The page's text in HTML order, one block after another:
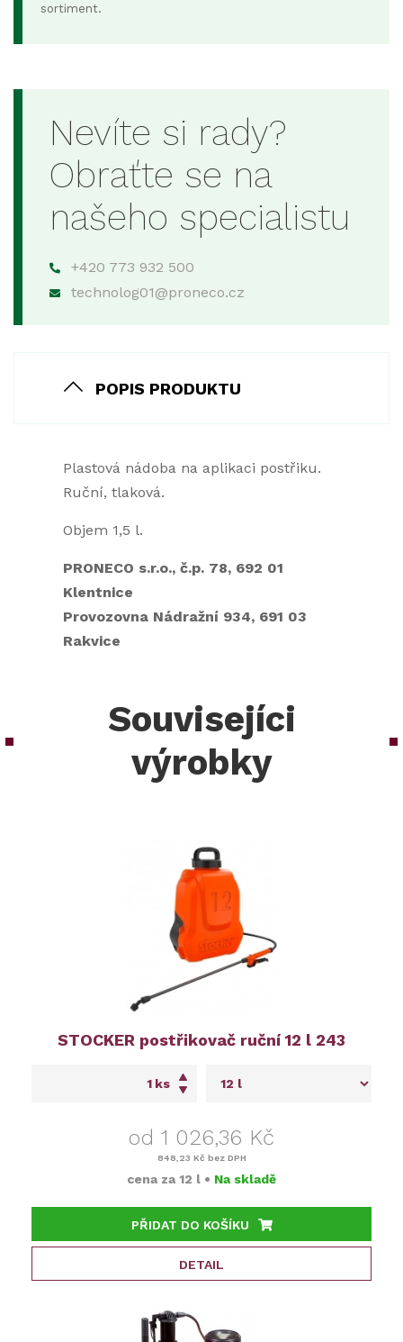
sortiment.
Nevíte si rady?
Obraťte se na
našeho specialistu
+420 773 932 500
technolog01@proneco.cz
POPIS PRODUKTU
Plastová nádoba na aplikaci postřiku.
Ruční, tlaková.
Objem 1,5 l.
PRONECO s.r.o., č.p. 78, 692 01
Klentnice
Provozovna Nádražní 934, 691 03
Rakvice
Souvisejíci
výrobky
STOCKER postřikovač ruční 12 l 243
ks
od 1 026,36 Kč
848,23 Kč bez DPH
cena za 12 l • Na skladě
PŘIDAT DO KOŠÍKU
DETAIL